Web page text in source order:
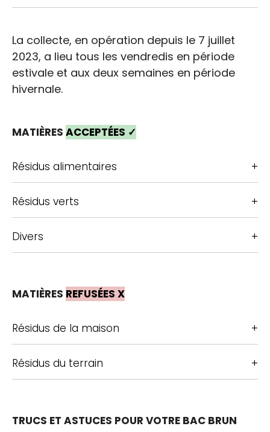
La collecte, en opération depuis le 7 juillet
2023, a lieu tous les vendredis en période
estivale et aux deux semaines en période
hivernale.
MATIÈRES ACCEPTÉES ✓
Résidus alimentaires
Résidus verts
Divers
MATIÈRES REFUSÉES X
Résidus de la maison
Résidus du terrain
TRUCS ET ASTUCES POUR VOTRE BAC BRUN